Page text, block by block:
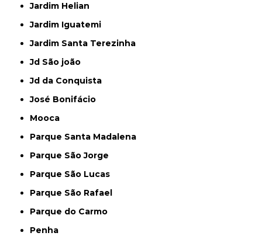
Jardim Helian
Jardim Iguatemi
Jardim Santa Terezinha
Jd São joão
Jd da Conquista
José Bonifácio
Mooca
Parque Santa Madalena
Parque São Jorge
Parque São Lucas
Parque São Rafael
Parque do Carmo
Penha